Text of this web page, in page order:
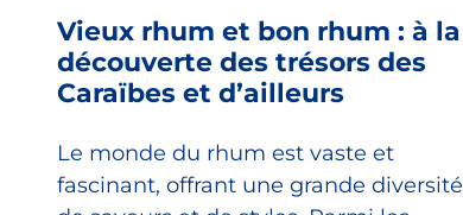
Vieux rhum et bon rhum : à la
découverte des trésors des
Caraïbes et d’ailleurs
Le monde du rhum est vaste et
fascinant, offrant une grande diversité